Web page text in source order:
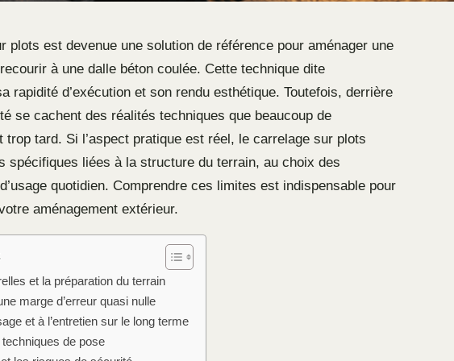
plots est devenue une solution de référence pour aménager une
à une dalle béton coulée. Cette technique dite
rapidité d’exécution et son rendu esthétique. Toutefois, derrière
se cachent des réalités techniques que beaucoup de
trop tard. Si l’aspect pratique est réel, le carrelage sur plots
spécifiques liées à la structure du terrain, au choix des
quotidien. Comprendre ces limites est indispensable pour
aménagement extérieur.
et la préparation du terrain
marge d’erreur quasi nulle
et à l’entretien sur le long terme
de pose